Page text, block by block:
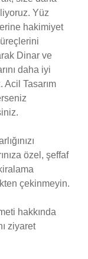
Yüz
hakimiyet
Dinar ve
daha iyi
Acil Tasarım
özel, şeffaf
çekinmeyin.
hakkında
ziyaret